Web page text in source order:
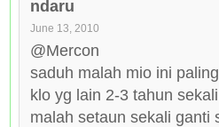
ndaru
June 13, 2010
@Mercon
saduh malah mio ini
klo yg lain 2-3 tahun
malah setaun sekali ganti